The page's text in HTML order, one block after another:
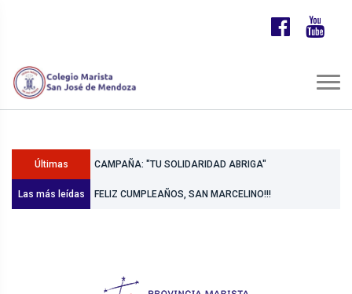
Últimas
Noticias CONVIVENCIA DE 7MOS GRADOS EN LA VILLA
CAMPAÑA: "TU SOLIDARIDAD ABRIGA"
Las más leídas FELIZ CUMPLEAÑOS, SAN MARCELINO!!!